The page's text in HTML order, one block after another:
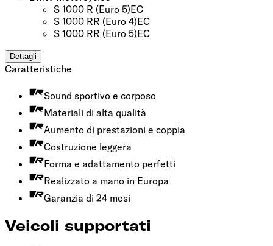
S 1000 R (Euro 5)EC
S 1000 RR (Euro 4)EC
S 1000 RR (Euro 5)EC
Dettagli
Caratteristiche
Sound sportivo e corposo
Materiali di alta qualità
Aumento di prestazioni e coppia
Costruzione leggera
Forma e adattamento perfetti
Realizzato a mano in Europa
Garanzia di 24 mesi
Veicoli supportati